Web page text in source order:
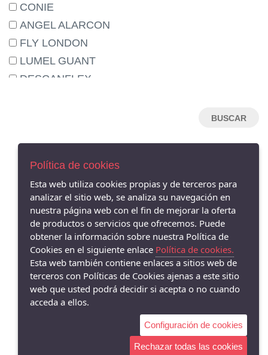
CONIE
ANGEL ALARCON
FLY LONDON
LUMEL GUANT
DESCANFLEX
ARGENTA
CLARA RUBIO
CALLAGHAN
AURELIAS
DRUCKER
GAIMO
PIESANTO
DANSI
POLÍTICA DE COOKIES
ENVÍOS Y DEVOLUCIONES
PAGO SEGURO
Política de cookies
Esta web utiliza cookies propias y de terceros para
analizar el sitio web, se analiza su navegación en
nuestra página web con el fin de mejorar la oferta
de productos o servicios que ofrecemos. Puede
obtener la información sobre nuestra Política de
Cookies en el siguiente enlace Política de cookies.
Esta web también contiene enlaces a sitios web de
terceros con Políticas de Cookies ajenas a este sitio
web que usted podrá decidir si acepta o no cuando
acceda a ellos.
Configuración de cookies
Rechazar todas las cookies